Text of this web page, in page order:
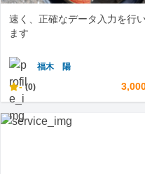
速く、正確なデータ入力を行
ます
福木 陽
- (0)